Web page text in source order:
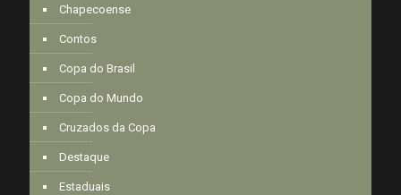
Chapecoense
Contos
Copa do Brasil
Copa do Mundo
Cruzados da Copa
Destaque
Estaduais